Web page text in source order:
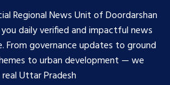
Regional News Unit of Doordarshan
daily verified and impactful news
From governance updates to ground
to urban development — we
Uttar Pradesh